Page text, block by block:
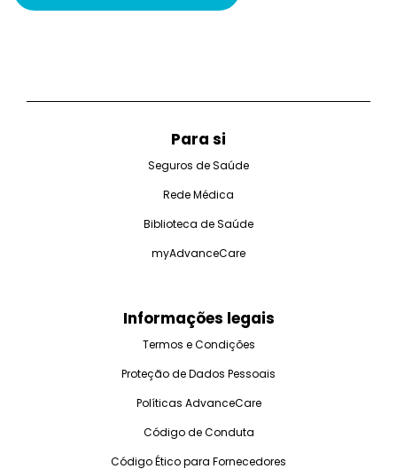
Para si
Seguros de Saúde
Rede Médica
Biblioteca de Saúde
myAdvanceCare
Informações legais
Termos e Condições
Proteção de Dados Pessoais
Políticas AdvanceCare
Código de Conduta
Código Ético para Fornecedores